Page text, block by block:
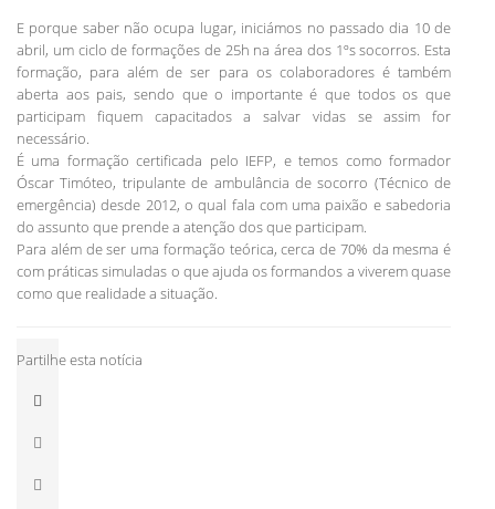
E porque saber não ocupa lugar, iniciámos no passado dia 10 de
abril, um ciclo de formações de 25h na área dos 1ºs socorros. Esta
formação, para além de ser para os colaboradores é também
aberta aos pais, sendo que o importante é que todos os que
participam fiquem capacitados a salvar vidas se assim for
necessário.
É uma formação certificada pelo IEFP, e temos como formador
Óscar Timóteo, tripulante de ambulância de socorro (Técnico de
emergência) desde 2012, o qual fala com uma paixão e sabedoria
do assunto que prende a atenção dos que participam.
Para além de ser uma formação teórica, cerca de 70% da mesma é
com práticas simuladas o que ajuda os formandos a viverem quase
como que realidade a situação.
Partilhe esta notícia